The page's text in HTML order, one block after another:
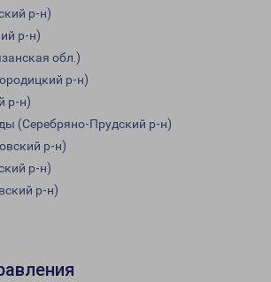
р-н)
р-н)
обл.)
р-н)
р-н)
(Серебряно-Прудский р-н)
р-н)
р-н)
р-н)